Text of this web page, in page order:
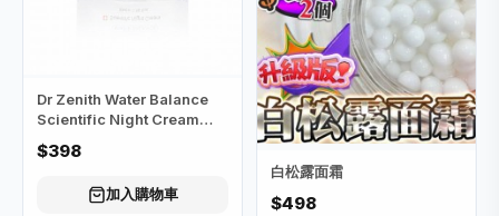
Dr Zenith Water Balance
Scientific Night Cream
50ml (水衡科研水感晚霜 )
$398
加入購物車
白松露面霜
$498